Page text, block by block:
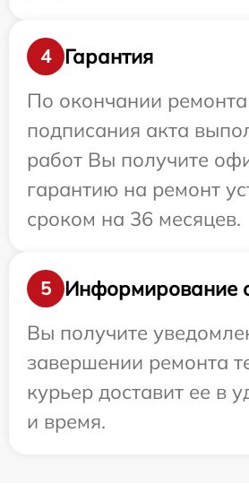
4
Гарантия
По окончании
подписания акта
работ Вы получите
гарантию на ремонт
сроком на 36 месяцев.
5
Информирование
Вы получите
завершении ремонта
курьер доставит ее в
и время.